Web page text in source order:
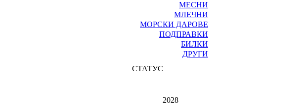
МЕСНИ
МЛЕЧНИ
МОРСКИ ДАРОВЕ
ПОДПРАВКИ
БИЛКИ
ДРУГИ
СТАТУС
2028